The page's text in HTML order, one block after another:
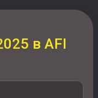
в AFI